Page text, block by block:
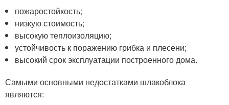
пожаростойкость;
низкую стоимость;
высокую теплоизоляцию;
устойчивость к поражению грибка и плесени;
высокий срок эксплуатации построенного дома.
Самыми основными недостатками шлакоблока
являются: